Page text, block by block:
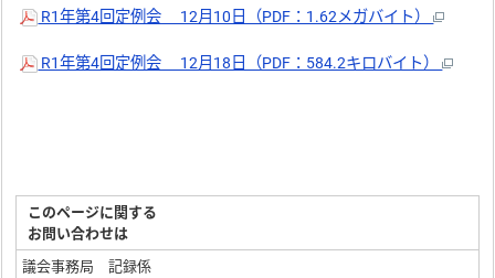
R1年第4回定例会 12月10日（PDF：1.62メガバイト）
R1年第4回定例会 12月18日（PDF：584.2キロバイト）
このページに関する
お問い合わせは
議会事務局 記録係